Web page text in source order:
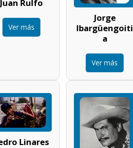
Juan Rulfo
Ver más
Jorge
Ibargüengoiti
a
Ver más
Linares